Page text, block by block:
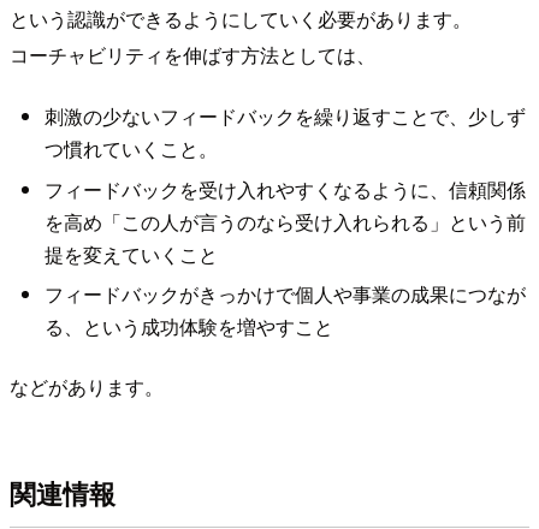
という認識ができるようにしていく必要があります。
コーチャビリティを伸ばす方法としては、
刺激の少ないフィードバックを繰り返すことで、少しず
つ慣れていくこと。
フィードバックを受け入れやすくなるように、信頼関係
を高め「この人が言うのなら受け入れられる」という前
提を変えていくこと
フィードバックがきっかけで個人や事業の成果につなが
る、という成功体験を増やすこと
などがあります。
関連情報